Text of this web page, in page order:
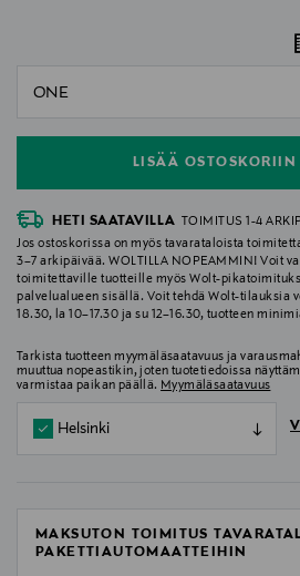
LISÄÄ OSTOSKORIIN
null
HETI SAATAVILLA
TOIMITUS 1-4
Jos ostoskorissa on myös tavarataloista
3–7 arkipäivää. WOLTILLA NOPEAMMIN! Voit
toimitettaville tuotteille myös Wolt-
palvelualueen sisällä. Voit tehdä Wolt-tilauksia
18.30, la 10–17.30 ja su 12–16.30, tuotteen
Tarkista tuotteen myymäläsaatavuus ja
muuttua nopeastikin, joten tuotetiedoissa
varmistaa paikan päällä. Myymäläsaatavuus
Helsinki
MAKSUTON TOIMITUS
PAKETTIAUTOMAATTEIHIN